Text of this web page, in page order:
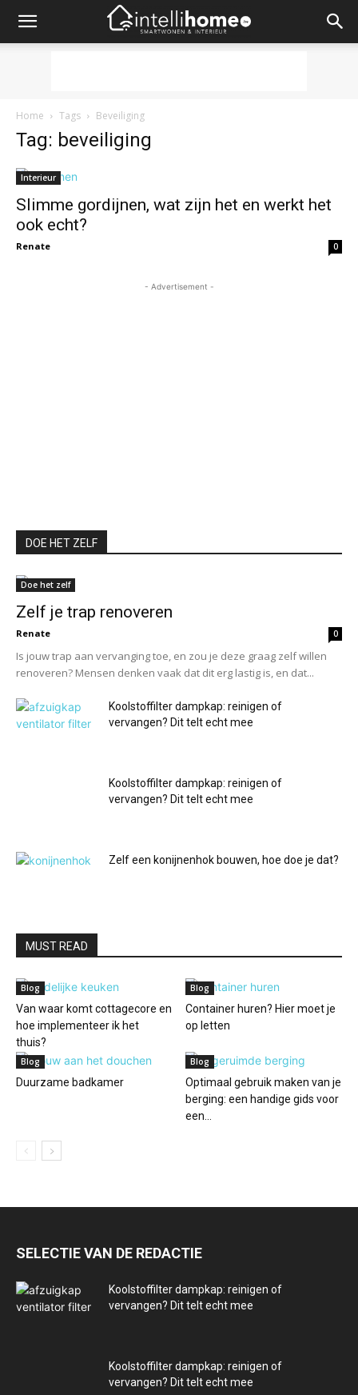
Home Tags Beveiliging
Tag: beveiliging
Interieur
Slimme gordijnen, wat zijn het en werkt het
ook echt?
Renate 0
- Advertisement -
DOE HET ZELF
Doe het zelf
Zelf je trap renoveren
Renate 0
Is jouw trap aan vervanging toe, en zou je deze graag zelf willen
renoveren? Mensen denken vaak dat dit erg lastig is, en dat...
Koolstoffilter dampkap: reinigen of
vervangen? Dit telt echt mee
Koolstoffilter dampkap: reinigen of
vervangen? Dit telt echt mee
Zelf een konijnenhok bouwen, hoe doe je dat?
MUST READ
Blog
Van waar komt cottagecore en
hoe implementeer ik het
thuis?
Blog
Container huren? Hier moet je
op letten
Blog
Duurzame badkamer
Blog
Optimaal gebruik maken van je
berging: een handige gids voor
een...
SELECTIE VAN DE REDACTIE
Koolstoffilter dampkap: reinigen of
vervangen? Dit telt echt mee
Koolstoffilter dampkap: reinigen of
vervangen? Dit telt echt mee